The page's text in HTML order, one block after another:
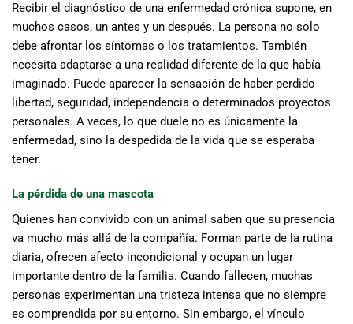
Recibir el diagnóstico de una enfermedad crónica supone, en
muchos casos, un antes y un después. La persona no solo
debe afrontar los síntomas o los tratamientos. También
necesita adaptarse a una realidad diferente de la que había
imaginado. Puede aparecer la sensación de haber perdido
libertad, seguridad, independencia o determinados proyectos
personales. A veces, lo que duele no es únicamente la
enfermedad, sino la despedida de la vida que se esperaba
tener.
La pérdida de una mascota
Quienes han convivido con un animal saben que su presencia
va mucho más allá de la compañía. Forman parte de la rutina
diaria, ofrecen afecto incondicional y ocupan un lugar
importante dentro de la familia. Cuando fallecen, muchas
personas experimentan una tristeza intensa que no siempre
es comprendida por su entorno. Sin embargo, el vínculo